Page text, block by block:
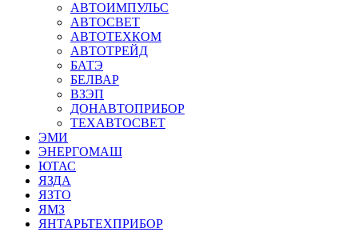
АВТОИМПУЛЬС
АВТОСВЕТ
АВТОТЕХКОМ
АВТОТРЕЙД
БАТЭ
БЕЛВАР
ВЗЭП
ДОНАВТОПРИБОР
ТЕХАВТОСВЕТ
ЭМИ
ЭНЕРГОМАШ
ЮТАС
ЯЗДА
ЯЗТО
ЯМЗ
ЯНТАРЬТЕХПРИБОР